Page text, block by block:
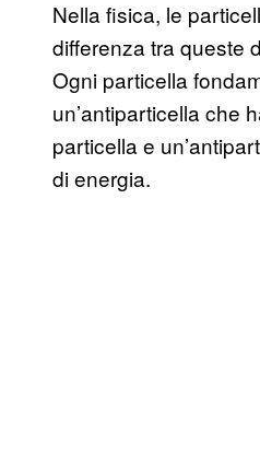
Nella fisica, le
differenza tra queste
Ogni particella
un’antiparticella che
particella e
di energia.